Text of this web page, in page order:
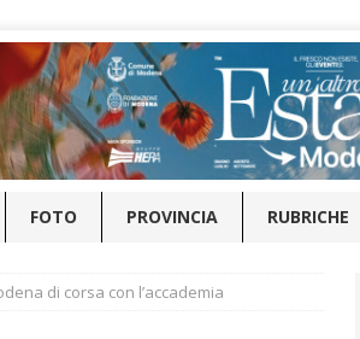
FOTO PROVINCIA RUBRICHE
di corsa con l’accademia